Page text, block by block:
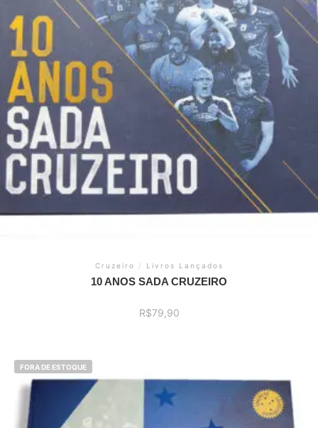
Cruzeiro / Livros Lançados
10 ANOS SADA CRUZEIRO
R$79,90
FORA DE ESTOQUE